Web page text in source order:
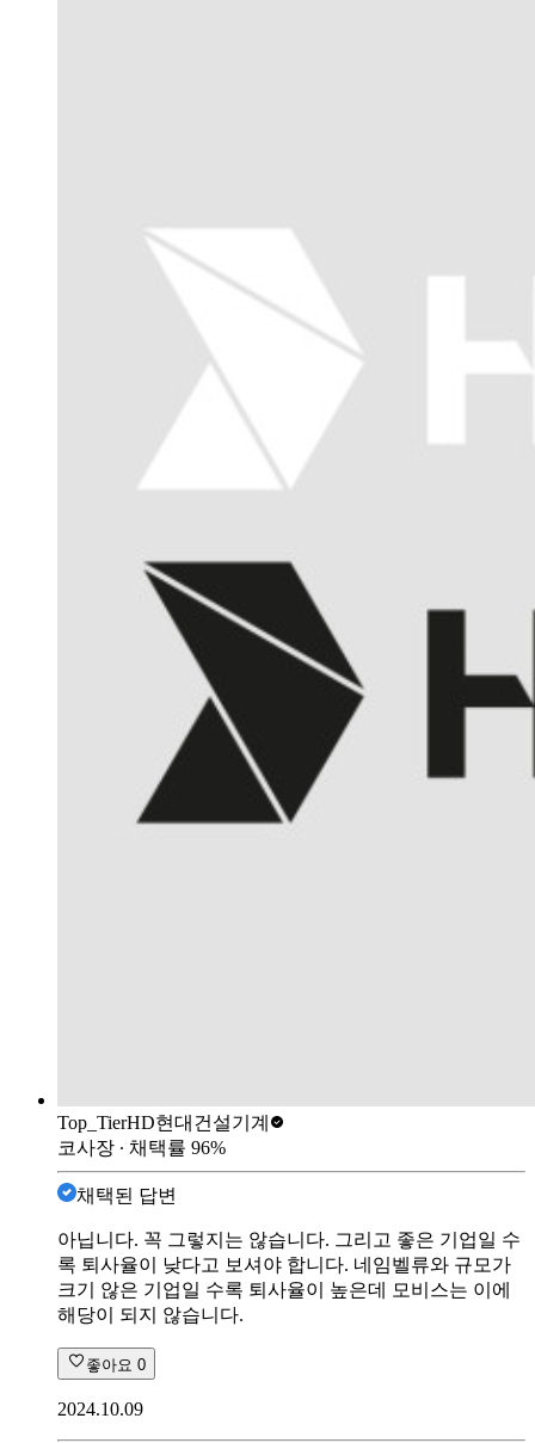
Top_TierHD현대건설기계
코사장 ∙ 채택률 96%
채택된 답변
아닙니다. 꼭 그렇지는 않습니다. 그리고 좋은 기업일 수
록 퇴사율이 낮다고 보셔야 합니다. 네임벨류와 규모가
크기 않은 기업일 수록 퇴사율이 높은데 모비스는 이에
해당이 되지 않습니다.
좋아요 0
2024.10.09